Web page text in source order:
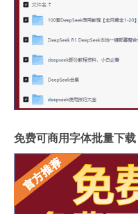
免费可商用字体批量下载